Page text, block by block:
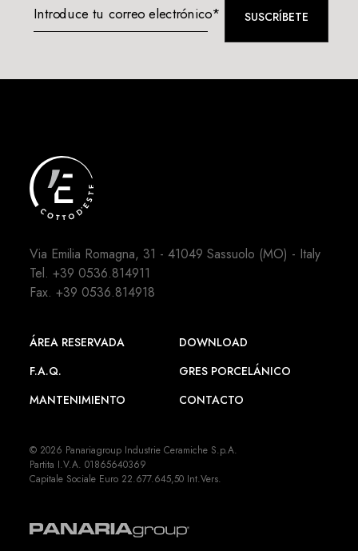
Introduce tu correo electrónico* SUSCRÍBETE
Via Emilia Romagna, 31 - 41049 Sassuolo (MO) - Italy
Tel.+39 0536.814911
Fax. +39 0536.814918
ÁREA RESERVADA
DOWNLOAD
F.A.Q.
GRES PORCELÁNICO
MANTENIMIENTO
CONTACTO
© 2026 Panariagroup Industrie Ceramiche S.p.A.
Partita I.V.A. 01865640369
Capitale Sociale Euro 22.677.645,50 Int.Vers.